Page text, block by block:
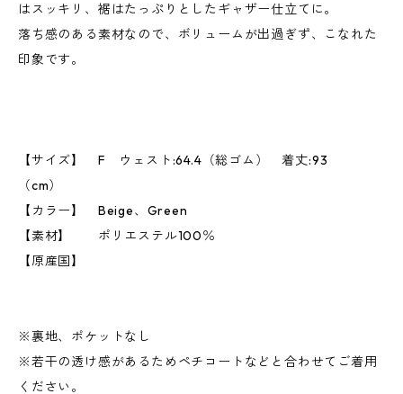
はスッキリ、裾はたっぷりとしたギャザー仕立てに。
落ち感のある素材なので、ボリュームが出過ぎず、こなれた
印象です。
【サイズ】 F ウェスト:64.4（総ゴム） 着丈:93
（cm）
【カラー】 Beige、Green
【素材】 ポリエステル100％
【原産国】
※裏地、ポケットなし
※若干の透け感があるためペチコートなどと合わせてご着用
ください。